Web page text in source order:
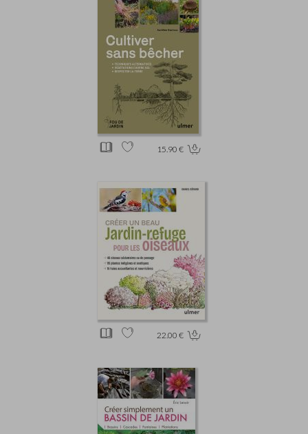
15.90 €
22.00 €